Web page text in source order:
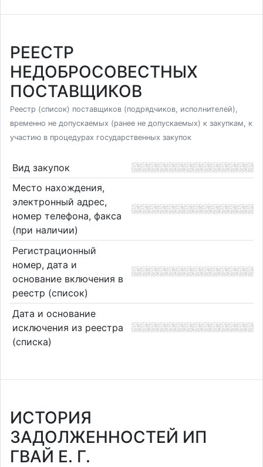
РЕЕСТР
НЕДОБРОСОВЕСТНЫХ
ПОСТАВЩИКОВ
Реестр (список) поставщиков (подрядчиков, исполнителей),
временно не допускаемых (ранее не допускаемых) к закупкам, к
участию в процедурах государственных закупок
Вид закупок
Место нахождения,
электронный адрес,
номер телефона, факса
(при наличии)
Регистрационный
номер, дата и
основание включения в
реестр (список)
Дата и основание
исключения из реестра
(списка)
ИСТОРИЯ
ЗАДОЛЖЕННОСТЕЙ ИП
ГВАЙ Е. Г.